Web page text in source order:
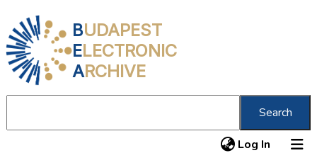
BUDAPEST
ELECTRONIC
ARCHIVE
Search
Log In (current)